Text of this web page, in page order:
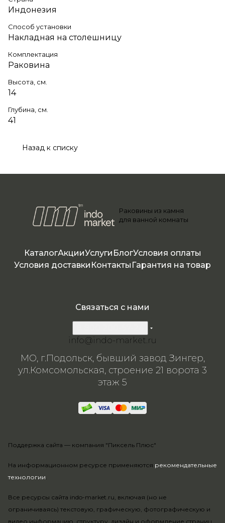
Индонезия
Способ установки
Накладная на столешницу
Комплектация
Раковина
Высота, см.
14
Глубина, см.
41
Назад к списку
Раковины из камня
для ванной комнаты
КаталогАкцииУслуги БлогУсловия оплаты
Условия доставки Контакты Гарантия на товар
На информационном ресурсе применяются рекомендательные
технологии.
Все ресурсы сайта indo-market.ru, включая (но не
ограничиваясь) текстовую, графическую, фотографическую и
видео информацию, структуру, дизайн и оформление страниц,
Связаться с нами
info@indo-market.ru
МО, г.Подольск, бывший завод Зингер,
ул.Комсомольская, строение 21 ворота 3
этаж 5
Поддержка сайта — компания "Пиксель Плюс"